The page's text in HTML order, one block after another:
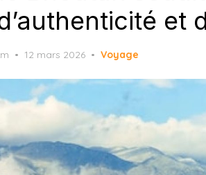
et
Posted
12 mars 2026 Voyage